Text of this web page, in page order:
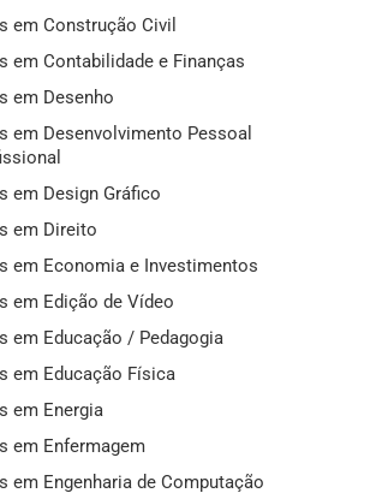
em Construção Civil
em Contabilidade e Finanças
em Desenho
em Desenvolvimento Pessoal
em Design Gráfico
em Direito
em Economia e Investimentos
em Edição de Vídeo
em Educação / Pedagogia
em Educação Física
em Energia
em Enfermagem
em Engenharia de Computação